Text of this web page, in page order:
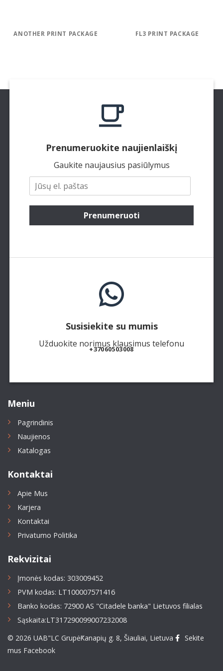
ANOTHER PRINT PACKAGE FL3 PRINT PACKAGE
Prenumeruokite naujienlaiškį
Gaukite naujausius pasiūlymus
Prenumeruoti
Susisiekite su mumis
Užduokite norimus klausimus telefonu
+37060503008
Meniu
Pagrindinis
Naujienos
Katalogas
Kontaktai
Apie Mus
Karjera
Kontaktai
Privatumo Politika
Rekvizitai
Įmonės kodas: 303009452
PVM kodas: LT100007571416
Banko kodas: 72900 AS "Citadele banka" Lietuvos filialas
Sąskaita:LT317290099007232008
© 2026 UAB"LC Grupė"Kanapių g. 8, Šiauliai, Lietuva
Sekite
mus Facebook